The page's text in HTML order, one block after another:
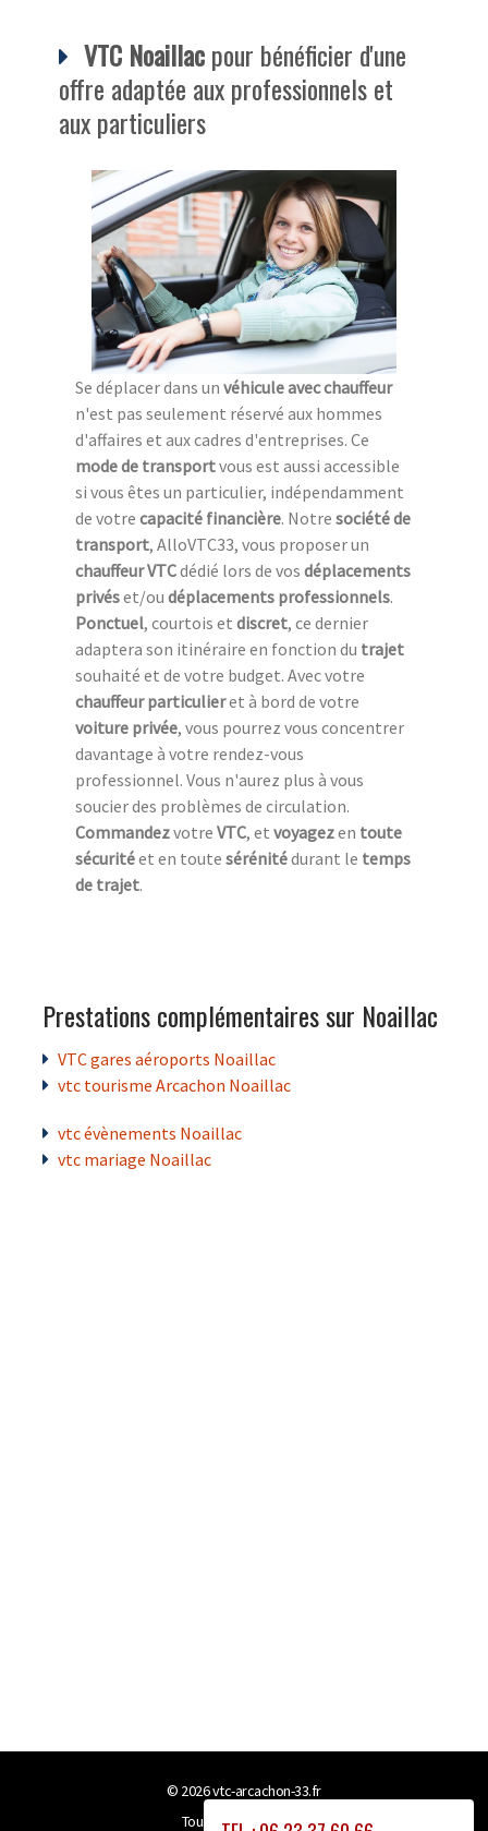
VTC Noaillacpour bénéficier d'une
offre adaptée aux professionnels et
aux particuliers
Se déplacer dans un véhicule avec chauffeur
n'est pas seulement réservé aux hommes
d'affaires et aux cadres d'entreprises. Ce
mode de transportvous est aussi accessible
si vous êtes un particulier, indépendamment
de votre capacité financière. Notre société de
transport, AlloVTC33, vous proposer un
chauffeur VTCdédié lors de vos déplacements
privéset/ou déplacements professionnels.
Ponctuel, courtois et discret, ce dernier
adaptera son itinéraire en fonction du trajet
souhaité et de votre budget. Avec votre
chauffeur particulieret à bord de votre
voiture privée, vous pourrez vous concentrer
davantage à votre rendez-vous
professionnel. Vous n'aurez plus à vous
soucier des problèmes de circulation.
Commandezvotre VTC, et voyagezen toute
sécuritéet en toute sérénitédurant le temps
de trajet.
Prestations complémentaires sur Noaillac
VTC gares aéroports Noaillac
vtc tourisme Arcachon Noaillac
vtc évènements Noaillac
vtc mariage Noaillac
© 2026vtc-arcachon-33.fr
Tous droits réservés